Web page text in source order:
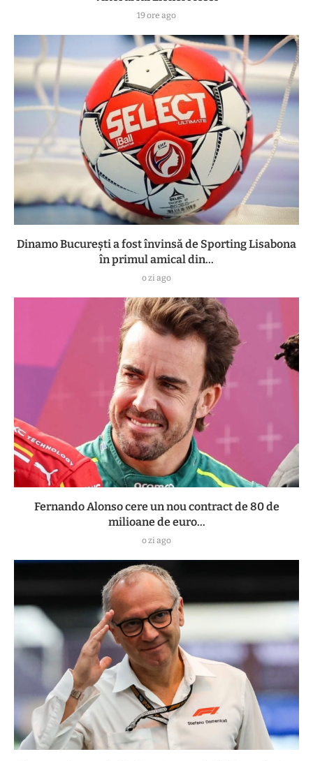
19 ore ago
Dinamo București a fost învinsă de Sporting Lisabona
în primul amical din...
o zi ago
Fernando Alonso cere un nou contract de 80 de
milioane de euro...
o zi ago